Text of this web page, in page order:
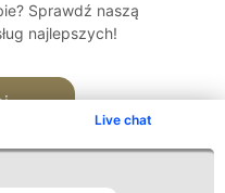
Live chat
Sprawdź naszą
najlepszych!